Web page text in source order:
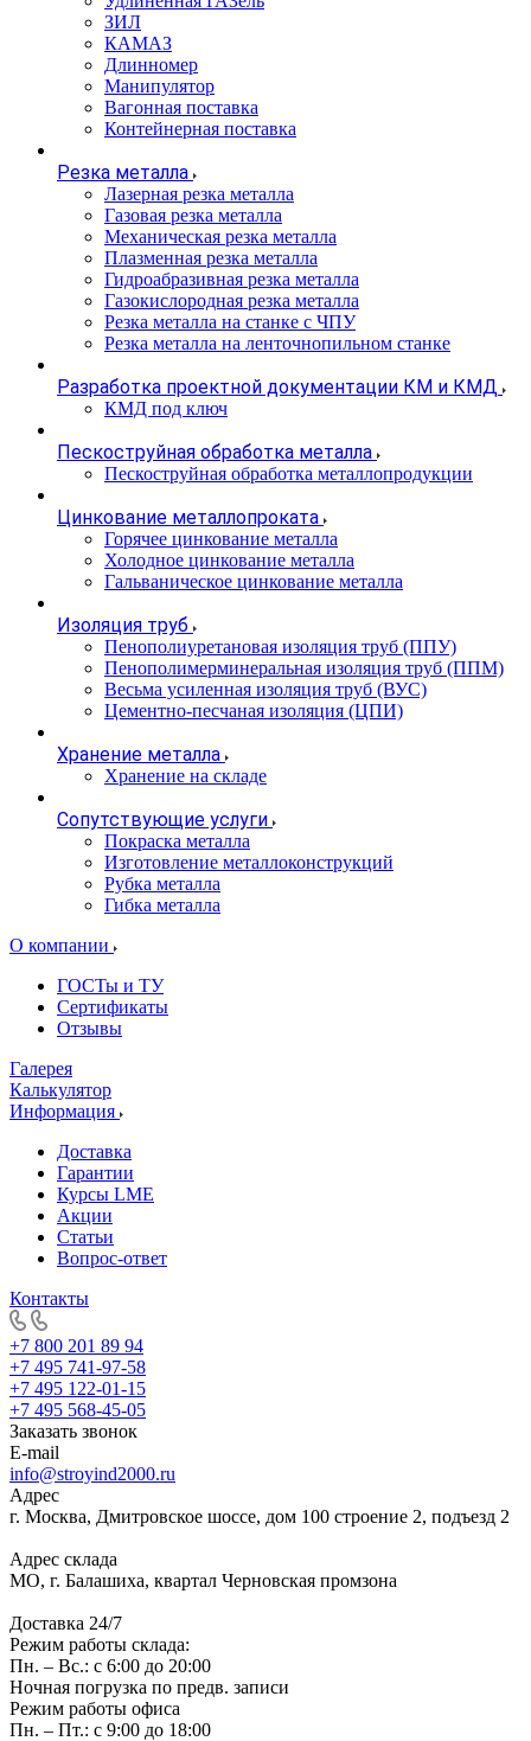
ЗИЛ
КАМАЗ
Длинномер
Манипулятор
Вагонная поставка
Контейнерная поставка
Резка металла
Лазерная резка металла
Газовая резка металла
Механическая резка металла
Плазменная резка металла
Гидроабразивная резка металла
Газокислородная резка металла
Резка металла на станке с ЧПУ
Резка металла на ленточнопильном станке
Разработка проектной документации КМ и КМД
КМД под ключ
Пескоструйная обработка металла
Пескоструйная обработка металлопродукции
Цинкование металлопроката
Горячее цинкование металла
Холодное цинкование металла
Гальваническое цинкование металла
Изоляция труб
Пенополиуретановая изоляция труб (ППУ)
Пенополимерминеральная изоляция труб (ППМ)
Весьма усиленная изоляция труб (ВУС)
Цементно-песчаная изоляция (ЦПИ)
Хранение металла
Хранение на складе
Сопутствующие услуги
Покраска металла
Изготовление металлоконструкций
Рубка металла
Гибка металла
О компании
ГОСТы и ТУ
Сертификаты
Отзывы
Галерея
Калькулятор
Информация
Доставка
Гарантии
Курсы LME
Акции
Статьи
Вопрос-ответ
Контакты
+7 800 201 89 94
+7 495 741-97-58
+7 495 122-01-15
+7 495 568-45-05
Заказать звонок
E-mail
info@stroyind2000.ru
Адрес
г. Москва, Дмитровское шоссе, дом 100 строение 2, подъезд 2
Адрес склада
МО, г. Балашиха, квартал Черновская промзона
Доставка 24/7
Режим работы склада:
Пн. – Вс.: с 6:00 до 20:00
Ночная погрузка по предв. записи
Режим работы офиса
Пн. – Пт.: с 9:00 до 18:00